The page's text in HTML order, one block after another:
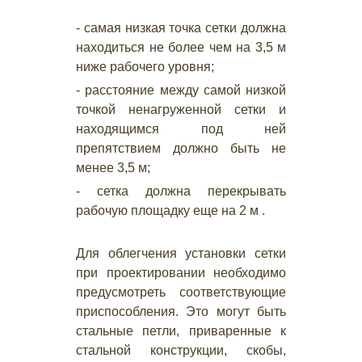
- самая низкая точка сетки должна
находиться не более чем на 3,5 м
ниже рабочего уровня;
- расстояние между самой низкой
точкой ненагруженной сетки и
находящимся под ней
препятствием должно быть не
менее 3,5 м;
- сетка должна перекрывать
рабочую площадку еще на 2 м .
Для облегчения установки сетки
при проектировании необходимо
предусмотреть соответствующие
приспособления. Это могут быть
стальные петли, приваренные к
стальной конструкции, скобы,